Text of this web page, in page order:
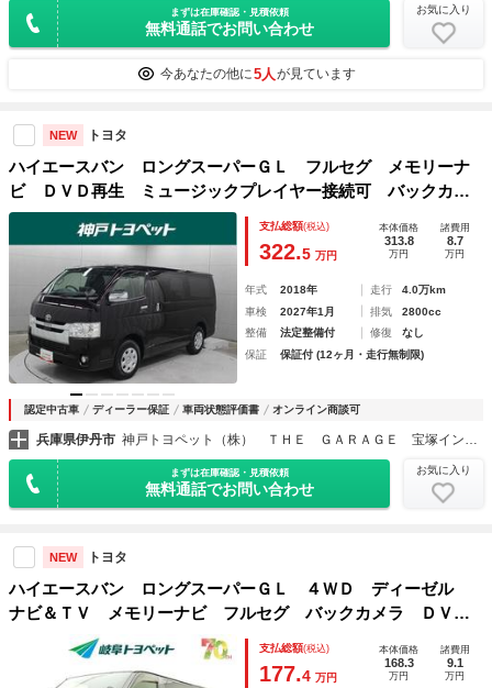
まずは在庫確認・見積依頼
無料通話でお問い合わせ
お気に入り
今あなたの他に5人 が見ています
NEW トヨタ
ハイエースバン ロングスーパーＧＬ フルセグ メモリーナ
ビ ＤＶＤ再生 ミュージックプレイヤー接続可 バックカメ
ラ 衝突被害軽減システム ＥＴＣ 両側電動スライド ＬＥ
Ｄヘッドランプ ディーゼル
支払総額(税込)
322.5 万円
本体価格
313.8
万円
諸費用
8.7
万円
年式 2018年 走行
4.0万km
車検
2027年1月 排気
2800cc
整備
法定整備付 修復
なし
保証
保証付 (12ヶ月・走行無制限)
認定中古車 ディーラー保証 車両状態評価書 オンライン商談可
兵庫県伊丹市
まずは在庫確認・見積依頼
無料通話でお問い合わせ
お気に入り
NEW トヨタ
ハイエースバン ロングスーパーＧＬ ４ＷＤ ディーゼル
ナビ＆ＴＶ メモリーナビ フルセグ バックカメラ ＤＶＤ
再生 ミュージックプレイヤー接続可 ＥＴＣ 記録簿 キー
レス ＣＤ Ｗエアコン
支払総額(税込)
177.4 万円
本体価格
168.3
万円
諸費用
9.1
万円